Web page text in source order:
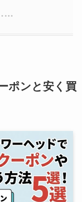
ポンと安く買